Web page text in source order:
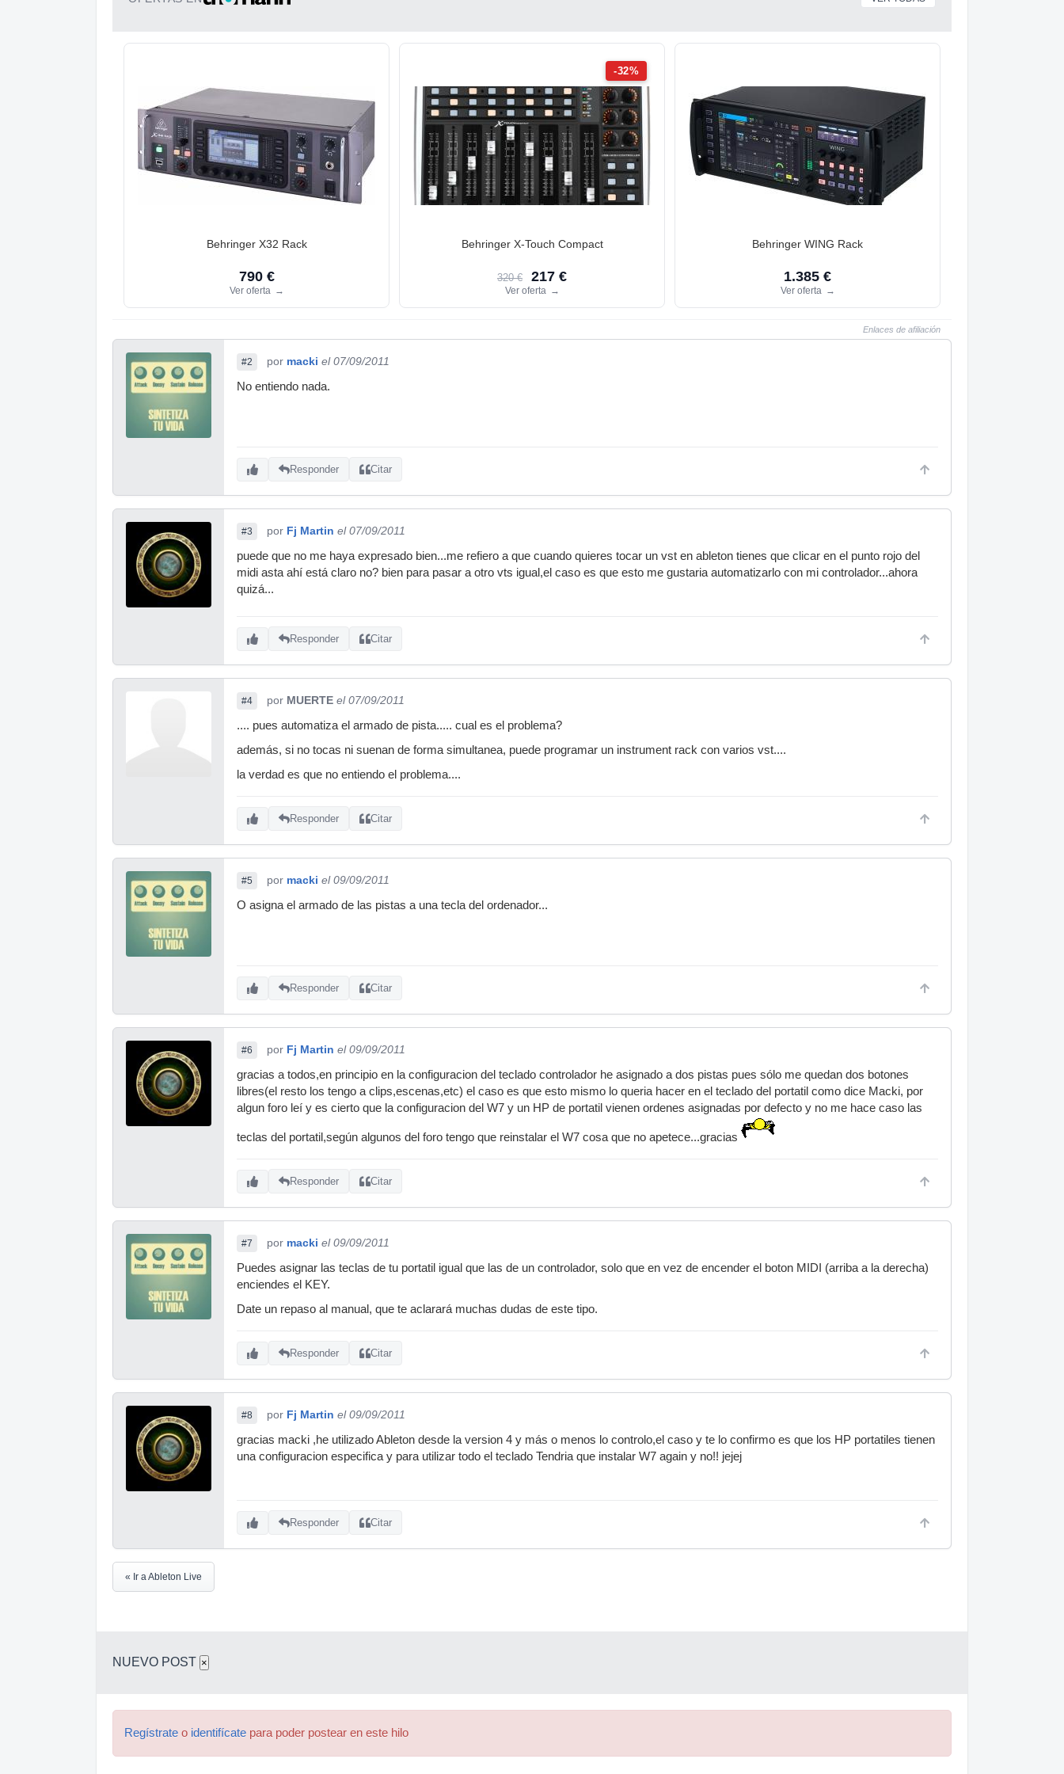
Behringer X32 Rack
790 €
Ver oferta →
-32%
Behringer X-Touch Compact
320 € 217 €
Ver oferta →
Behringer WING Rack
1.385 €
Ver oferta →
Enlaces de afiliación
#2 por macki el 07/09/2011
No entiendo nada.
Responder Citar
#3 por Fj Martin el 07/09/2011
puede que no me haya expresado bien...me refiero a que cuando quieres tocar un vst en ableton tienes que clicar en el punto rojo del
midi asta ahí está claro no? bien para pasar a otro vts igual,el caso es que esto me gustaria automatizarlo con mi controlador...ahora
quizá...
Responder Citar
#4 por MUERTE el 07/09/2011
.... pues automatiza el armado de pista..... cual es el problema?
además, si no tocas ni suenan de forma simultanea, puede programar un instrument rack con varios vst....
la verdad es que no entiendo el problema....
Responder Citar
#5 por macki el 09/09/2011
O asigna el armado de las pistas a una tecla del ordenador...
Responder Citar
#6 por Fj Martin el 09/09/2011
gracias a todos,en principio en la configuracion del teclado controlador he asignado a dos pistas pues sólo me quedan dos botones
libres(el resto los tengo a clips,escenas,etc) el caso es que esto mismo lo queria hacer en el teclado del portatil como dice Macki, por
algun foro leí y es cierto que la configuracion del W7 y un HP de portatil vienen ordenes asignadas por defecto y no me hace caso las
teclas del portatil,según algunos del foro tengo que reinstalar el W7 cosa que no apetece...gracias
Responder Citar
#7 por macki el 09/09/2011
Puedes asignar las teclas de tu portatil igual que las de un controlador, solo que en vez de encender el boton MIDI (arriba a la derecha)
enciendes el KEY.
Date un repaso al manual, que te aclarará muchas dudas de este tipo.
Responder Citar
#8 por Fj Martin el 09/09/2011
gracias macki ,he utilizado Ableton desde la version 4 y más o menos lo controlo,el caso y te lo confirmo es que los HP portatiles tienen
una configuracion especifica y para utilizar todo el teclado Tendria que instalar W7 again y no!! jejej
Responder Citar
« Ir a Ableton Live
NUEVO POST ×
Regístrate o identifícate para poder postear en este hilo